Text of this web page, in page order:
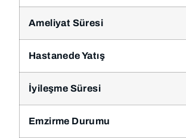
Ameliyat Süresi
Hastanede Yatış
İyileşme Süresi
Emzirme Durumu